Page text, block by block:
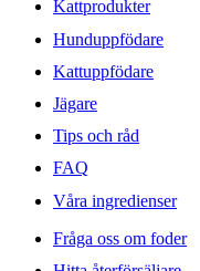
Kattprodukter
Hunduppfödare
Kattuppfödare
Jägare
Tips och råd
FAQ
Våra ingredienser
Fråga oss om foder